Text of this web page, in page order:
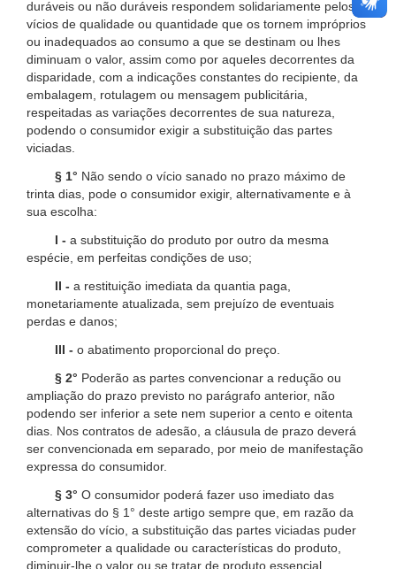
duráveis ou não duráveis respondem solidariamente pelos
vícios de qualidade ou quantidade que os tornem impróprios
ou inadequados ao consumo a que se destinam ou lhes
diminuam o valor, assim como por aqueles decorrentes da
disparidade, com a indicações constantes do recipiente, da
embalagem, rotulagem ou mensagem publicitária,
respeitadas as variações decorrentes de sua natureza,
podendo o consumidor exigir a substituição das partes
viciadas.
§ 1° Não sendo o vício sanado no prazo máximo de
trinta dias, pode o consumidor exigir, alternativamente e à
sua escolha:
I - a substituição do produto por outro da mesma
espécie, em perfeitas condições de uso;
II - a restituição imediata da quantia paga,
monetariamente atualizada, sem prejuízo de eventuais
perdas e danos;
III - o abatimento proporcional do preço.
§ 2° Poderão as partes convencionar a redução ou
ampliação do prazo previsto no parágrafo anterior, não
podendo ser inferior a sete nem superior a cento e oitenta
dias. Nos contratos de adesão, a cláusula de prazo deverá
ser convencionada em separado, por meio de manifestação
expressa do consumidor.
§ 3° O consumidor poderá fazer uso imediato das
alternativas do § 1° deste artigo sempre que, em razão da
extensão do vício, a substituição das partes viciadas puder
comprometer a qualidade ou características do produto,
diminuir-lhe o valor ou se tratar de produto essencial.